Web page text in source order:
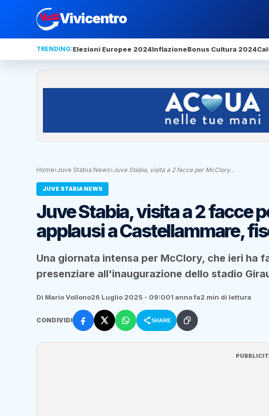
Vivicentro
TRENDING:Elezioni Europee 2024InflazioneBonus Cultura 2024
Home›Juve Stabia News›Juve Stabia, visita a 2 facce per McClory…
JUVE STABIA NEWS
Juve Stabia, visita a 2 facce
applausi a Castellammare,
Una giornata intensa per McClory, che ieri ha
presenziare all'inaugurazione dello stadio
Di Mario Vollono26 Luglio 2025 - 09:001 anno fa2 min di lettura
CONDIVIDI SHARE